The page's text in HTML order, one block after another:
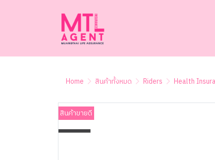
Home สินค้าทั้งหมด Riders Health
สินค้าขายดี